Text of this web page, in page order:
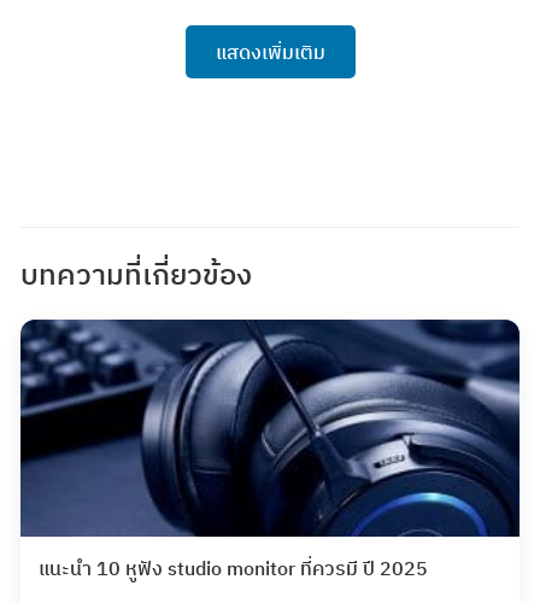
แสดงเพิ่มเติม
บทความที่เกี่ยวข้อง
แนะนำ 10 หูฟัง studio monitor ที่ควรมี ปี 2025